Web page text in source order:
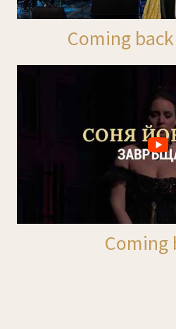
Coming
Coming